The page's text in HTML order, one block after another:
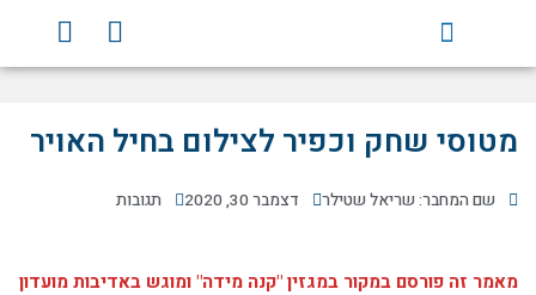
F
a
c
b
o
Y
o
u
u
מטוסי שחק וכפיר לצילום בחיל האויר
שם המחבר: שריאל שטילר דצמבר 30, 2020 תגובות
מאמר זה פורסם במקור במגזין "קנה מידה" ומוגש באדיבות מועדון